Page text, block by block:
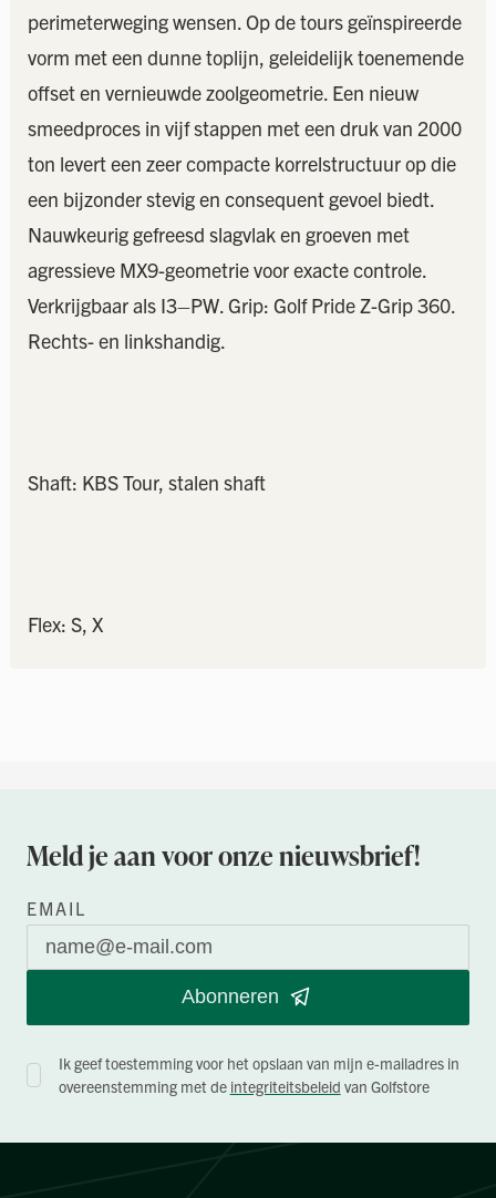
perimeterweging wensen. Op de tours geïnspireerde
vorm met een dunne toplijn, geleidelijk toenemende
offset en vernieuwde zoolgeometrie. Een nieuw
smeedproces in vijf stappen met een druk van 2000
ton levert een zeer compacte korrelstructuur op die
een bijzonder stevig en consequent gevoel biedt.
Nauwkeurig gefreesd slagvlak en groeven met
agressieve MX9-geometrie voor exacte controle.
Verkrijgbaar als I3–PW. Grip: Golf Pride Z-Grip 360.
Rechts- en linkshandig.
Shaft: KBS Tour, stalen shaft
Flex: S, X
Meld je aan voor onze nieuwsbrief!
EMAIL
Abonneren
Ik geef toestemming voor het opslaan van mijn e-mailadres in
overeenstemming met de integriteitsbeleid van Golfstore